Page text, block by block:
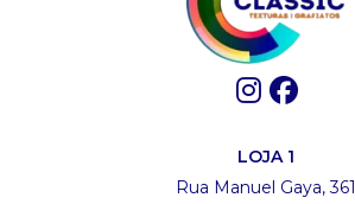
LOJA 1
Rua Manuel Gaya, 361